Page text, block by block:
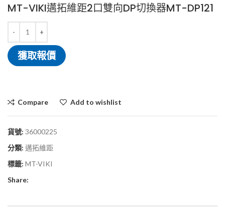
MT-VIKI邁拓維距2口雙向DP切換器MT-DP121
獲取報價
Compare Add to wishlist
貨號: 36000225
分類: 邁拓維距
標籤: MT-VIKI
Share: